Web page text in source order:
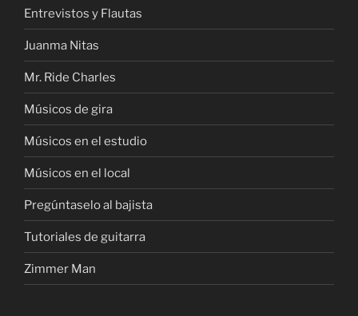
Entrevistos y Flautas
Juanma Nitas
Mr. Ride Charles
Músicos de gira
Músicos en el estudio
Músicos en el local
Pregúntaselo al bajista
Tutoriales de guitarra
Zimmer Man